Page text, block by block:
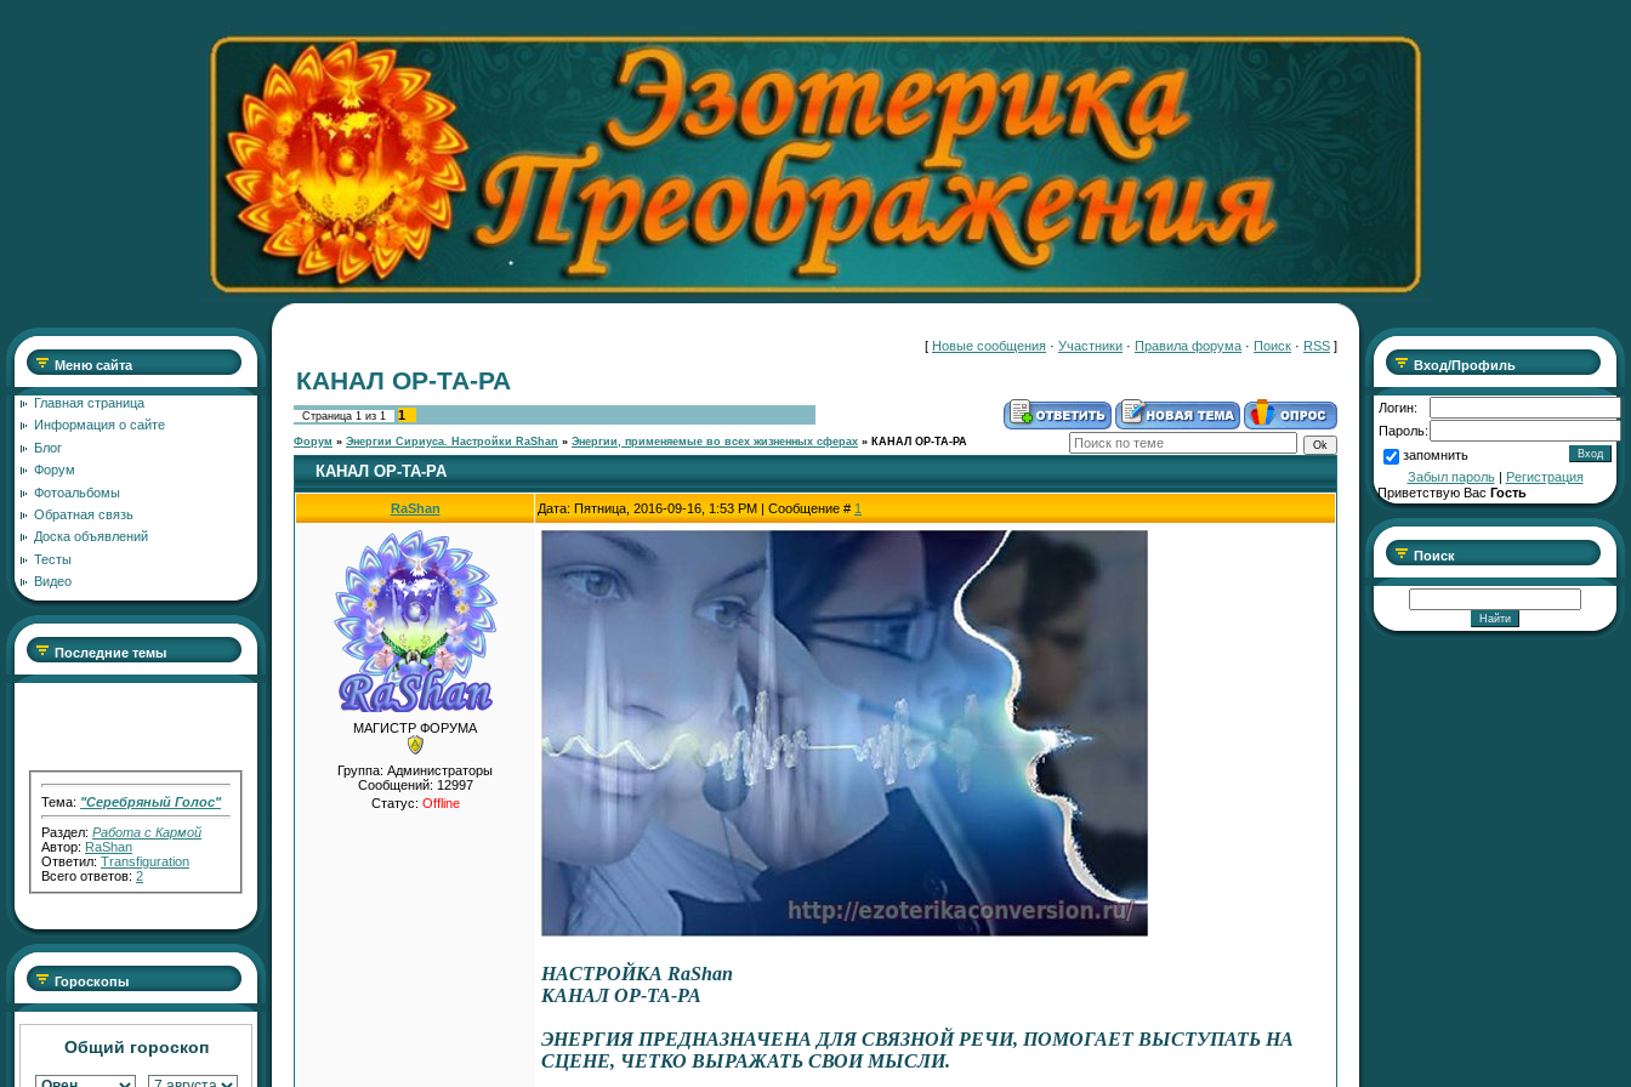
Меню сайта
Главная страница
Информация о сайте
Блог
Форум
Фотоальбомы
Обратная связь
Доска объявлений
Тесты
Видео
Последние темы
Тема:"Серебряный Голос"
Раздел:Работа с Кармой
Автор:RaShan
Ответил:Transfiguration
Всего ответов:2
Тема:"Серебряный СВЕТ"
Раздел:Работа с Кармой
Ответил:Transfiguration
Всего ответов:7
Гороскопы
Общий гороскоп
[ Новые сообщения · Участники · Правила форума · Поиск · RSS ]
КАНАЛ ОР-ТА-РА
Страница 1 из 1 1
Форум » Энергии Сириуса. Настройки RaShan » Энергии, применяемые во всех жизненных сферах » КАНАЛ ОР-ТА-РА
КАНАЛ ОР-ТА-РА
RaShan Дата: Пятница, 2016-09-16, 1:53 PM | Сообщение # 1
МАГИСТР ФОРУМА
Группа: Администраторы
Сообщений: 12997
Статус: Offline
НАСТРОЙКА RaShan
КАНАЛ ОР-ТА-РА
ЭНЕРГИЯ ПРЕДНАЗНАЧЕНА ДЛЯ СВЯЗНОЙ РЕЧИ, ПОМОГАЕТ ВЫСТУПАТЬ НА
СЦЕНЕ, ЧЕТКО ВЫРАЖАТЬ СВОИ МЫСЛИ.
Вход/Профиль
Логин:
Пароль:
запомнить
Забыл пароль| Регистрация
Приветствую Вас Гость
Поиск